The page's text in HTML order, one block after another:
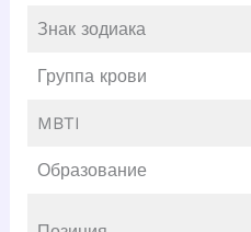
Знак зодиака
Группа крови
MBTI
Образование